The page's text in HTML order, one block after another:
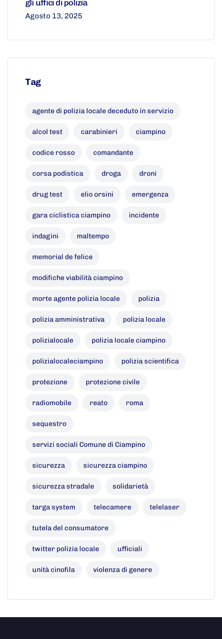
gli uffici di polizia
Agosto 13, 2025
Tag
agente di polizia locale deceduto in servizio
alcol test carabinieri ciampino
codice rosso comandante
corsa podistica droga droni
drug test elio orsini emergenza
gara ciclistica ciampino incidente
indagini maltempo
memorial de felice
modifiche viabilità ciampino
morte agente polizia locale polizia
polizia amministrativa polizia locale
polizialocale polizia locale ciampino
polizialocaleciampino polizia scientifica
protezione protezione civile
radiomobile reato roma
sequestro
servizi sociali Comune di Ciampino
sicurezza sicurezza ciampino
sicurezza stradale solidarietà
targa system telecamere telelaser
tutela del consumatore
twitter polizia locale ufficiali
unità cinofila violenza di genere